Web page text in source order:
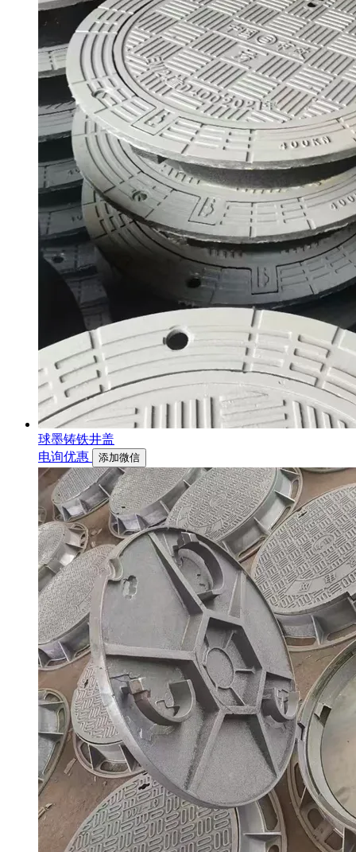
球墨铸铁井盖
电询优惠
添加微信